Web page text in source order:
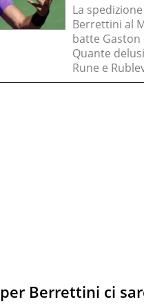
La
Berrettini al
batte
Quante
Rune e
Berrettini ci